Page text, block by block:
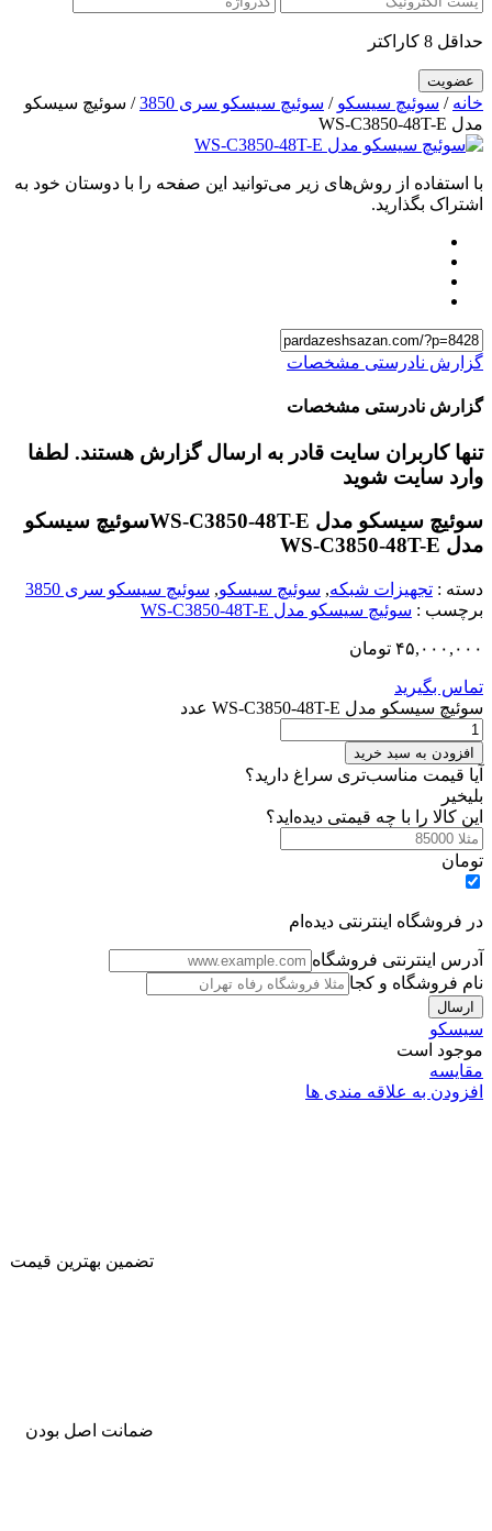
حداقل 8 کاراکتر
خانه / سوئیچ سیسکو / سوئیچ سیسکو سری 3850
/ سوئیچ سیسکو
مدل WS-C3850-48T-E
با استفاده از روش‌های زیر می‌توانید این صفحه را با دوستان خود به
اشتراک بگذارید.
گزارش نادرستی مشخصات
گزارش نادرستی مشخصات
تنها کاربران سایت قادر به ارسال گزارش هستند. لطفا
وارد سایت شوید
سوئیچ سیسکو مدل WS-C3850-48T-E
سوئیچ سیسکو
مدل WS-C3850-48T-E
دسته : تجهیزات شبکه, سوئیچ سیسکو, سوئیچ سیسکو سری 3850
برچسب : سوئیچ سیسکو مدل WS-C3850-48T-E
۴۵,۰۰۰,۰۰۰ تومان
تماس بگیرید
سوئیچ سیسکو مدل WS-C3850-48T-E عدد
افزودن به سبد خرید
آیا قیمت مناسب‌تری سراغ دارید؟
بلیخیر
این کالا را با چه قیمتی دیده‌اید؟
تومان
در فروشگاه اینترنتی دیده‌ام
آدرس اینترنتی فروشگاه
نام فروشگاه و کجا
سیسکو
موجود است
مقایسه
افزودن به علاقه مندی ها
تضمین بهترین قیمت
ضمانت اصل بودن